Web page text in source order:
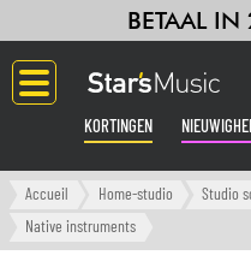
BETAAL IN
KORTINGEN
Langue
Accueil Home-studio Studio
Native instruments